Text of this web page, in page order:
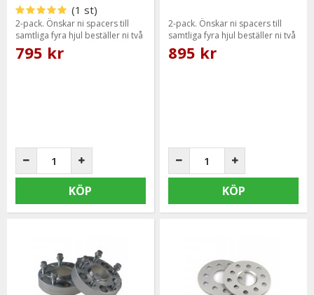
(1 st)
2-pack. Önskar ni spacers till
samtliga fyra hjul beställer ni två
paket.
795 kr
KÖP
2-pack. Önskar ni spacers till
samtliga fyra hjul beställer ni två
paket.
895 kr
KÖP